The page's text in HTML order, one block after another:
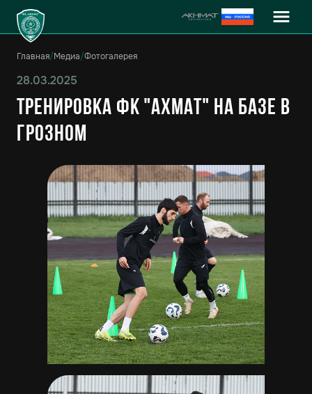
Главная/Медиа/Фотогалерея
28.03.2025
Тренировка ФК "Ахмат" на базе в
Грозном